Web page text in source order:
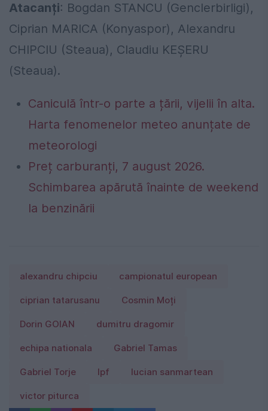
Atacanți: Bogdan STANCU (Genclerbirligi),
Ciprian MARICA (Konyaspor), Alexandru
CHIPCIU (Steaua), Claudiu KEȘERU
(Steaua).
Caniculă într-o parte a țării, vijelii în alta.
Harta fenomenelor meteo anunțate de
meteorologi
Preț carburanți, 7 august 2026.
Schimbarea apărută înainte de weekend
la benzinării
alexandru chipciu campionatul european
ciprian tatarusanu Cosmin Moți
Dorin GOIAN dumitru dragomir
echipa nationala Gabriel Tamas
Gabriel Torje lpf lucian sanmartean
victor piturca